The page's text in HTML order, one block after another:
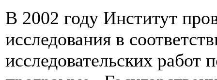
В 2002 году Институт
исследования в
исследовательских работ